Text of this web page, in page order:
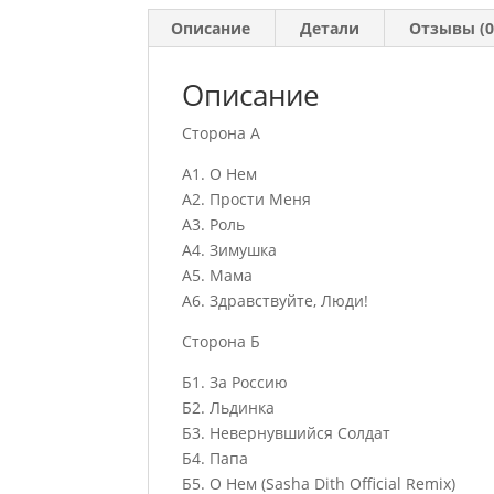
Описание Детали Отзывы
Описание
Сторона А
А1. О Нем
А2. Прости Меня
А3. Роль
А4. Зимушка
А5. Мама
А6. Здравствуйте, Люди!
Сторона Б
Б1. За Россию
Б2. Льдинка
Б3. Невернувшийся Солдат
Б4. Папа
Б5. О Нем (Sasha Dith Official Remix)